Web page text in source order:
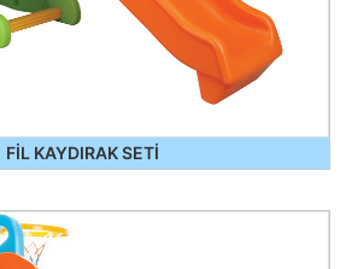
FİL KAYDIRAK SETİ